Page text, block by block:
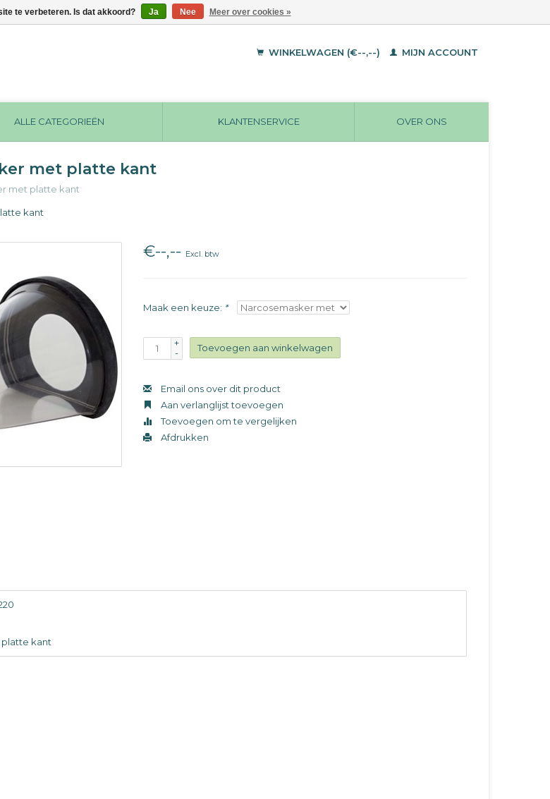
WINKELWAGEN (€--,--) MIJN ACCOUNT
ALLE CATEGORIEËN KLANTENSERVICE OVER ONS
met platte kant
met platte kant
kant
€--,-- Excl. btw
Maak een keuze: *
+
-
Toevoegen aan winkelwagen
Email ons over dit product
Aan verlanglijst toevoegen
Toevoegen om te vergelijken
Afdrukken
platte kant
te verbeteren. Is dat akkoord? Ja Nee Meer over cookies »